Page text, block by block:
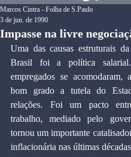
Impasse na livre
Marcos Cintra - Folha de S.Paulo
3 de jun. de 1990
Uma das causas estruturais
Brasil foi a política
empregados se acomodaram,
bom grado a tutela do
relações. Foi um pacto
trabalho, mediado pelo
tornou um importante
inflacionária nas últimas